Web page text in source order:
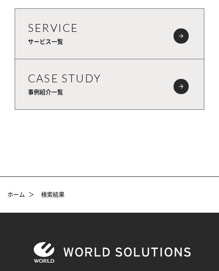
SERVICE
サービス一覧
CASE STUDY
事例紹介一覧
ホーム ＞ 検索結果